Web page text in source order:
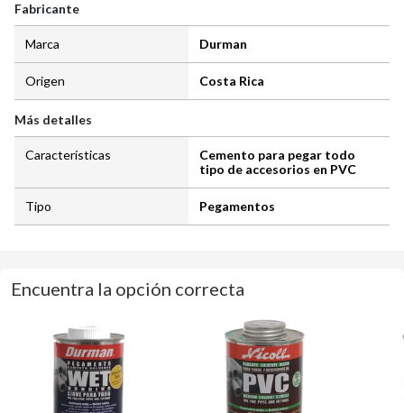
Fabricante
Marca Durman
Origen Costa Rica
Más detalles
Características
Cemento para pegar todo
tipo de accesorios en PVC
Tipo Pegamentos
Encuentra la opción correcta